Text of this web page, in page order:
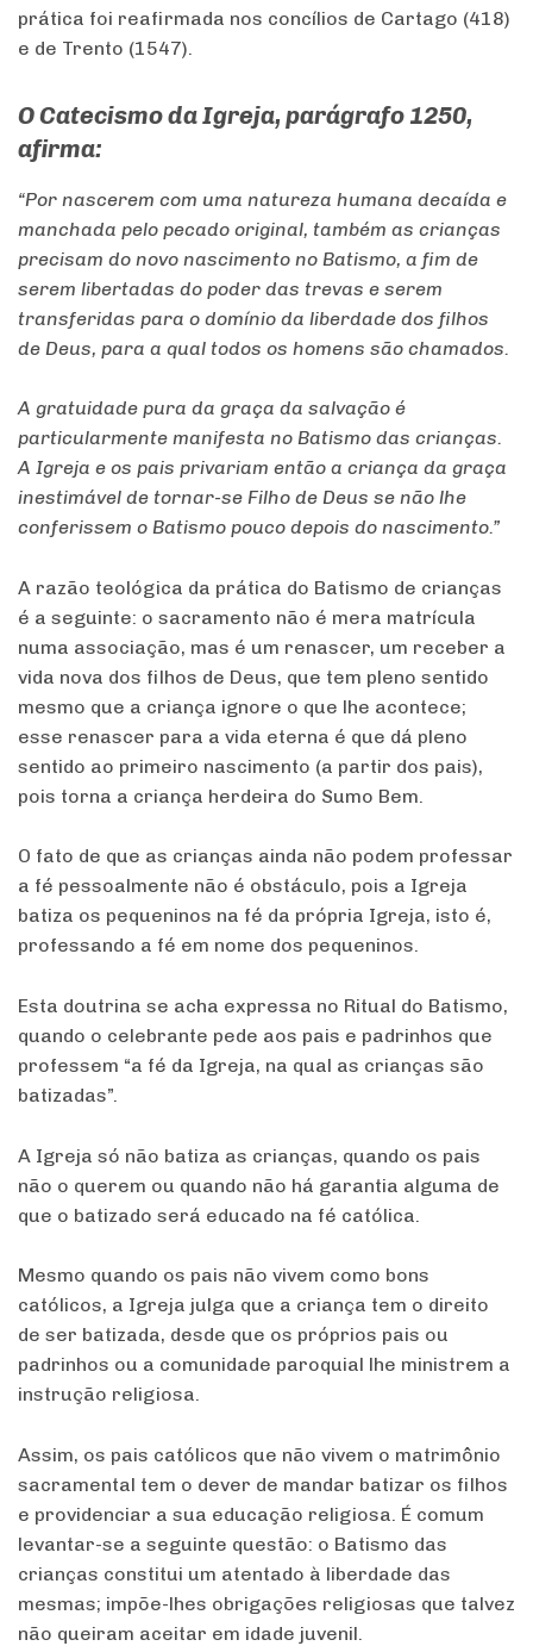
prática foi reafirmada nos concílios de Cartago (418)
e de Trento (1547).
O Catecismo da Igreja, parágrafo 1250,
afirma:
“Por nascerem com uma natureza humana decaída e
manchada pelo pecado original, também as crianças
precisam do novo nascimento no Batismo, a fim de
serem libertadas do poder das trevas e serem
transferidas para o domínio da liberdade dos filhos
de Deus, para a qual todos os homens são chamados.
A gratuidade pura da graça da salvação é
particularmente manifesta no Batismo das crianças.
A Igreja e os pais privariam então a criança da graça
inestimável de tornar-se Filho de Deus se não lhe
conferissem o Batismo pouco depois do nascimento.”
A razão teológica da prática do Batismo de crianças
é a seguinte: o sacramento não é mera matrícula
numa associação, mas é um renascer, um receber a
vida nova dos filhos de Deus, que tem pleno sentido
mesmo que a criança ignore o que lhe acontece;
esse renascer para a vida eterna é que dá pleno
sentido ao primeiro nascimento (a partir dos pais),
pois torna a criança herdeira do Sumo Bem.
O fato de que as crianças ainda não podem professar
a fé pessoalmente não é obstáculo, pois a Igreja
batiza os pequeninos na fé da própria Igreja, isto é,
professando a fé em nome dos pequeninos.
Esta doutrina se acha expressa no Ritual do Batismo,
quando o celebrante pede aos pais e padrinhos que
professem “a fé da Igreja, na qual as crianças são
batizadas”.
A Igreja só não batiza as crianças, quando os pais
não o querem ou quando não há garantia alguma de
que o batizado será educado na fé católica.
Mesmo quando os pais não vivem como bons
católicos, a Igreja julga que a criança tem o direito
de ser batizada, desde que os próprios pais ou
padrinhos ou a comunidade paroquial lhe ministrem a
instrução religiosa.
Assim, os pais católicos que não vivem o matrimônio
sacramental tem o dever de mandar batizar os filhos
e providenciar a sua educação religiosa. É comum
levantar-se a seguinte questão: o Batismo das
crianças constitui um atentado à liberdade das
mesmas; impõe-lhes obrigações religiosas que talvez
não queiram aceitar em idade juvenil.